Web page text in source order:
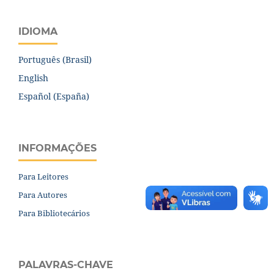
IDIOMA
Português (Brasil)
English
Español (España)
INFORMAÇÕES
Para Leitores
Para Autores
Para Bibliotecários
PALAVRAS-CHAVE